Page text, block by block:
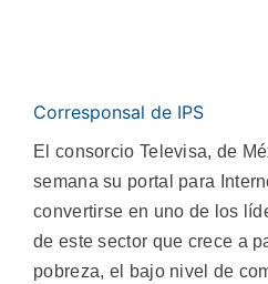
Corresponsal de IPS
El consorcio Televisa, de
semana su portal para
convertirse en uno de los
de este sector que crece a
pobreza, el bajo nivel de